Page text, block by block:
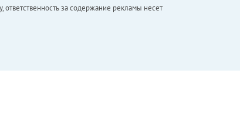
за содержание рекламы несет